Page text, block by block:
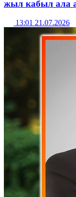
жыл кабыл ала
13:01 21.07.2026